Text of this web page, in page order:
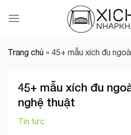
Trang chủ » 45+ mẫu xích đu
45+ mẫu xích đu
nghệ thuật
Tin tức